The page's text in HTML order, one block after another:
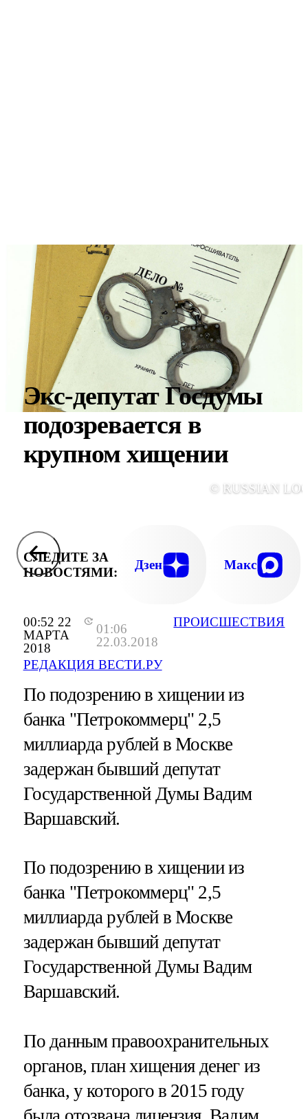
00:52 22
МАРТА
2018
01:06
22.03.2018
РЕДАКЦИЯ ВЕСТИ.РУ
ПРОИСШЕСТВИЯ
Экс-депутат Госдумы
подозревается в
крупном хищении
© RUSSIAN
СЛЕДИТЕ ЗА
НОВОСТЯМИ:
Дзен Макс
По подозрению в хищении из
банка "Петрокоммерц" 2,5
миллиарда рублей в Москве
задержан бывший депутат
Государственной Думы Вадим
Варшавский.
По подозрению в хищении из
банка "Петрокоммерц" 2,5
миллиарда рублей в Москве
задержан бывший депутат
Государственной Думы Вадим
Варшавский.
По данным правоохранительных
органов, план хищения денег из
банка, у которого в 2015 году